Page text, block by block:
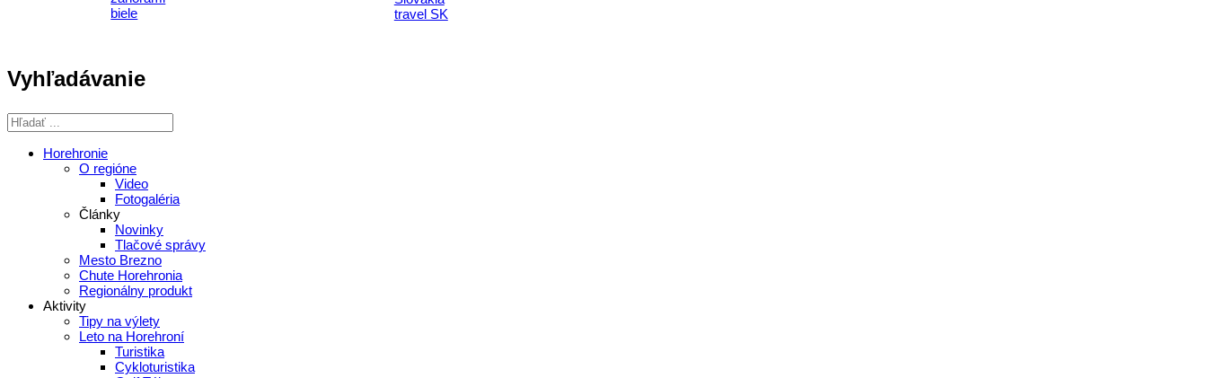
Vyhľadávanie
Horehronie
O regióne
Video
Fotogaléria
Články
Novinky
Tlačové správy
Mesto Brezno
Chute Horehronia
Regionálny produkt
Aktivity
Tipy na výlety
Leto na Horehroní
Turistika
Cykloturistika